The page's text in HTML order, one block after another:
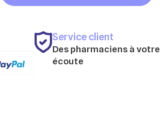
Service client
Des pharmaciens à votre
écoute